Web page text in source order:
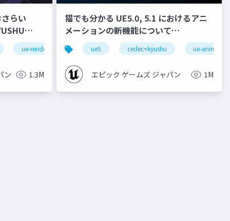
らい
ue-rendering
ン 1.3M
猫でも分かる UE5.0, 5.1 におけるアニ
メーションの新機能について
【CEDEC+KYUSHU 2022】
ue5 cedec+kyushu ue-
エピック ゲームズ ジャパン 1M